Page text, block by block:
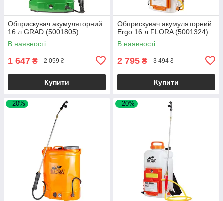
Обприскувач акумуляторний
16 л GRAD (5001805)
В наявності
1 647 ₴ 2 059 ₴
Купити
Обприскувач акумуляторний
Ergo 16 л FLORA (5001324)
В наявності
2 795 ₴ 3 494 ₴
Купити
–20% –20%